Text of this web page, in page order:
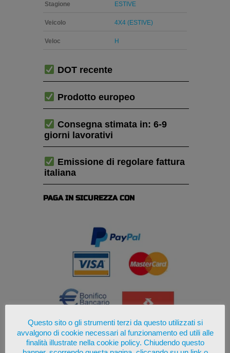
Stagione ESTIVE
Veicolo 4X4 (ESTIVE)
Veloc H
DOT recente
Prodotto europeo
Consegna stimata in: 6-9
giorni lavorativi
Emissione di regolare fattura
italiana
PAGA IN SICUREZZA CON
Questo sito o gli strumenti terzi da questo utilizzati si
avvalgono di cookie necessari al funzionamento ed utili alle
finalità illustrate nella cookie policy. Chiudendo questo